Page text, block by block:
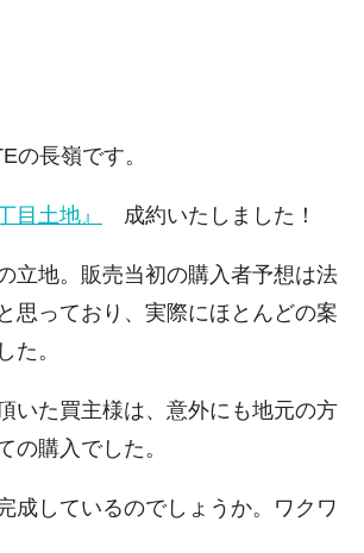
の長嶺です。
目土地』 成約いたしました！
立地。販売当初の購入者予想は法
思っており、実際にほとんどの案
た。
いた買主様は、意外にも地元の方
の購入でした。
成しているのでしょうか。ワクワ